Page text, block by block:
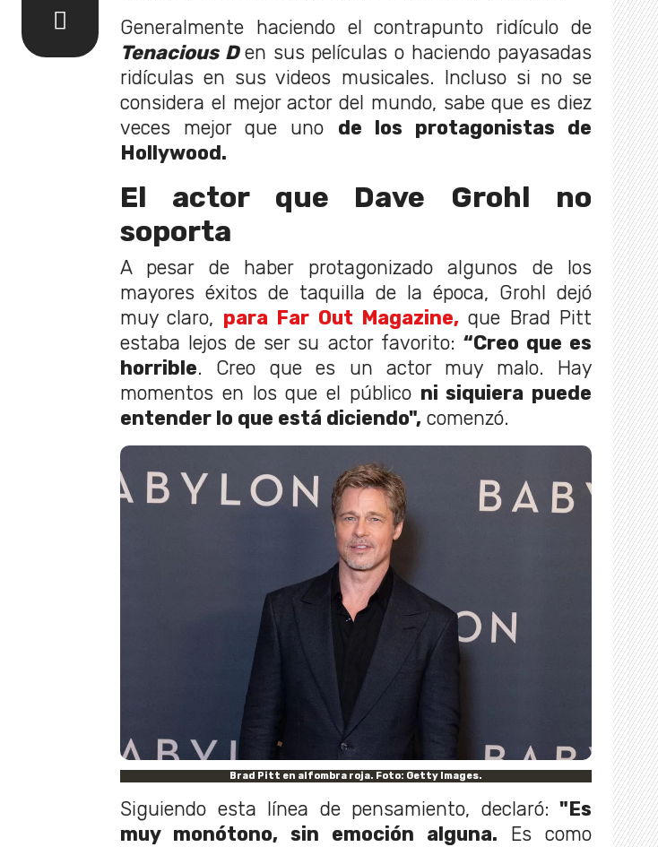
Generalmente haciendo el contrapunto ridículo de
Tenacious D en sus películas o haciendo payasadas
ridículas en sus videos musicales. Incluso si no se
considera el mejor actor del mundo, sabe que es diez
veces mejor que uno de los protagonistas de
Hollywood.
El actor que Dave Grohl no
soporta
A pesar de haber protagonizado algunos de los
mayores éxitos de taquilla de la época, Grohl dejó
muy claro, para Far Out Magazine,que Brad Pitt
estaba lejos de ser su actor favorito: “Creo que es
horrible. Creo que es un actor muy malo. Hay
momentos en los que el público ni siquiera puede
entender lo que está diciendo", comenzó.
Brad Pitt en alfombra roja. Foto: Getty Images.
Siguiendo esta línea de pensamiento, declaró: "Es
muy monótono, sin emoción alguna. Es como